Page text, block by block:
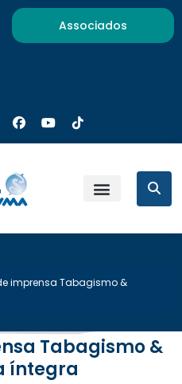
Associados
imprensa Tabagismo &
íntegra